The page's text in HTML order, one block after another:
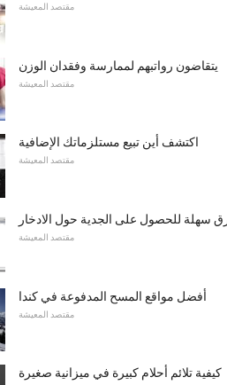
مقتصد المعيشة
يتقاضون رواتبهم لممارسة وفقدان الوزن
مقتصد المعيشة
اكتشف أين تبيع مستلزماتك الإضافية
مقتصد المعيشة
سهلة للحصول على الجدية حول الادخار
مقتصد المعيشة
أفضل مواقع المسح المدفوعة في كندا
مقتصد المعيشة
كيفية تلائم أحلام كبيرة في ميزانية صغيرة